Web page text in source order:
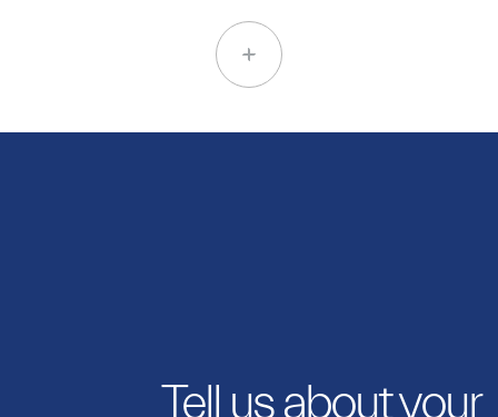
Tell us about your